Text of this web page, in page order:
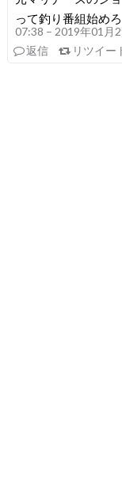
って釣り番組始めろ
07:38 – 2019年01月
返信
リツイー